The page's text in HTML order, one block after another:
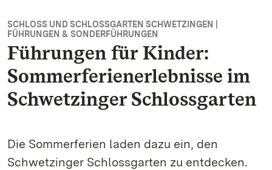
SCHLOSS UND SCHLOSSGARTEN SCHWETZINGEN |
FÜHRUNGEN & SONDERFÜHRUNGEN
Führungen für Kinder:
Sommerferienerlebnisse im
Schwetzinger Schlossgarten
Die Sommerferien laden dazu ein, den
Schwetzinger Schlossgarten zu entdecken.